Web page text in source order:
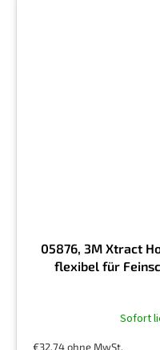
05876, 3M Xtract
flexibel für
Sofort
€32,74 ohne MwSt.